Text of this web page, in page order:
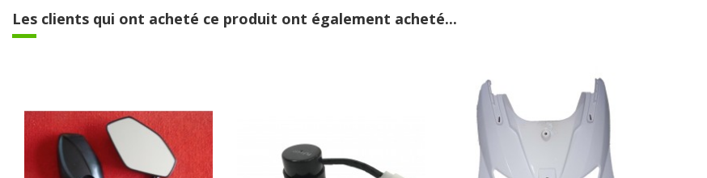
Les clients qui ont acheté ce produit ont également acheté...